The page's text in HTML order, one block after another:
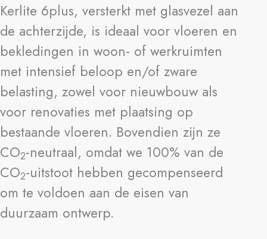
Kerlite 6plus, versterkt met glasvezel aan
de achterzijde, is ideaal voor vloeren en
bekledingen in woon- of werkruimten
met intensief beloop en/of zware
belasting, zowel voor nieuwbouw als
voor renovaties met plaatsing op
bestaande vloeren. Bovendien zijn ze
CO2-neutraal, omdat we 100% van de
CO2-uitstoot hebben gecompenseerd
om te voldoen aan de eisen van
duurzaam ontwerp.